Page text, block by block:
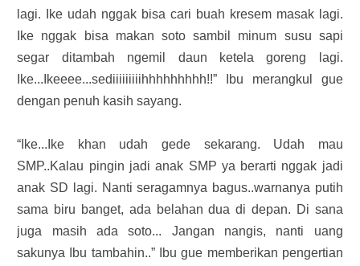
lagi. Ike udah nggak bisa cari buah kresem masak lagi.
Ike nggak bisa makan soto sambil minum susu sapi
segar ditambah ngemil daun ketela goreng lagi.
Ike...Ikeeee...sediiiiiiiiihhhhhhhhh!!” Ibu merangkul gue
dengan penuh kasih sayang.
“Ike...Ike khan udah gede sekarang. Udah mau
SMP..Kalau pingin jadi anak SMP ya berarti nggak jadi
anak SD lagi. Nanti seragamnya bagus..warnanya putih
sama biru banget, ada belahan dua di depan. Di sana
juga masih ada soto... Jangan nangis, nanti uang
sakunya Ibu tambahin..” Ibu gue memberikan pengertian